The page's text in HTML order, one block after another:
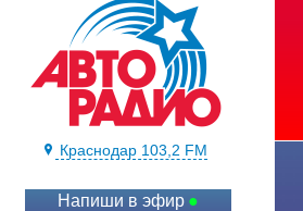
Краснодар 103,2 FM
Напиши в эфир